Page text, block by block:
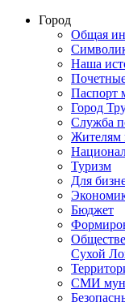
Город
Общая
Наша
Паспорт
Город
Служба
Жителям
Туризм
Для
Бюджет
Сухой
СМИ